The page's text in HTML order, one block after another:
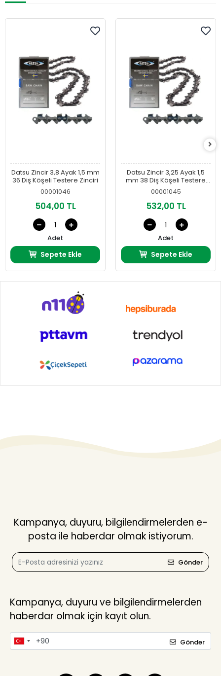
Datsu Zincir 3,8 Ayak 1,5 mm
36 Diş Köşeli Testere Zinciri
00001046
504,00 TL
Adet
Sepete Ekle
Datsu Zincir 3,25 Ayak 1,5
mm 38 Diş Köşeli Testere
Zinciri
00001045
532,00 TL
Adet
Sepete Ekle
Kampanya, duyuru, bilgilendirmelerden e-
posta ile haberdar olmak istiyorum.
Gönder
Kampanya, duyuru ve bilgilendirmelerden
haberdar olmak için kayıt olun.
Gönder